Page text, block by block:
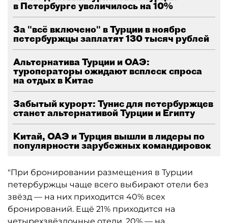
в Петербурге увеличилось на 10%
За "всё включено" в Турции в ноябре
петербуржцы заплатят 130 тысяч рублей
Альтернатива Турции и ОАЭ:
туроператоры ожидают всплеск спроса
на отдых в Китае
Забытый курорт: Тунис для петербуржцев
станет альтернативой Турции и Египту
Китай, ОАЭ и Турция вышли в лидеры по
популярности зарубежных командировок
"При бронировании размещения в Турции
петербуржцы чаще всего выбирают отели без
звёзд — на них приходится 40% всех
бронирований. Ещё 21% приходится на